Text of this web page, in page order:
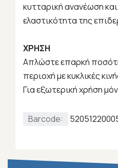
κυτταρική ανανέωση
ελαστικότητα της
ΧΡΗΣΗ
Aπλώστε επαρκή
περιοχή με κυκλικές
Για εξωτερική χρήση
Barcode: